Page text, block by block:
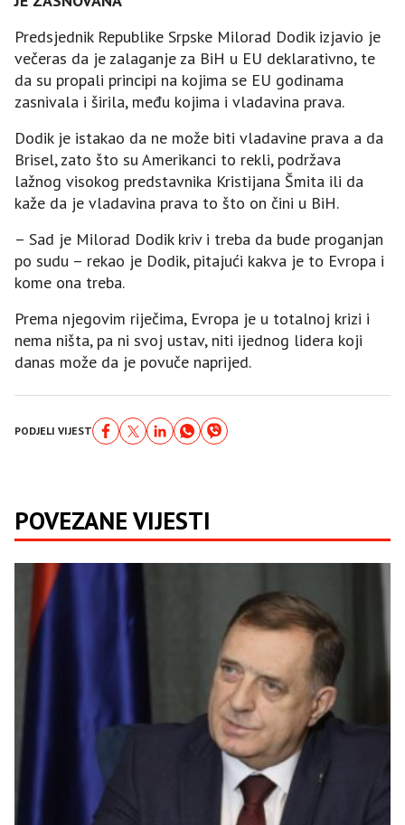
Predsjednik Republike Srpske Milorad Dodik izjavio je
večeras da je zalaganje za BiH u EU deklarativno, te
da su propali principi na kojima se EU godinama
zasnivala i širila, među kojima i vladavina prava.
Dodik je istakao da ne može biti vladavine prava a da
Brisel, zato što su Amerikanci to rekli, podržava
lažnog visokog predstavnika Kristijana Šmita ili da
kaže da je vladavina prava to što on čini u BiH.
– Sad je Milorad Dodik kriv i treba da bude proganjan
po sudu – rekao je Dodik, pitajući kakva je to Evropa i
kome ona treba.
Prema njegovim riječima, Evropa je u totalnoj krizi i
nema ništa, pa ni svoj ustav, niti ijednog lidera koji
danas može da je povuče naprijed.
PODJELI VIJEST
POVEZANE VIJESTI